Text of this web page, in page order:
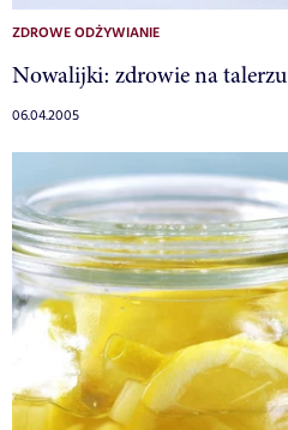
ZDROWE ODŻYWIANIE
Nowalijki: zdrowie na talerzu
06.04.2005